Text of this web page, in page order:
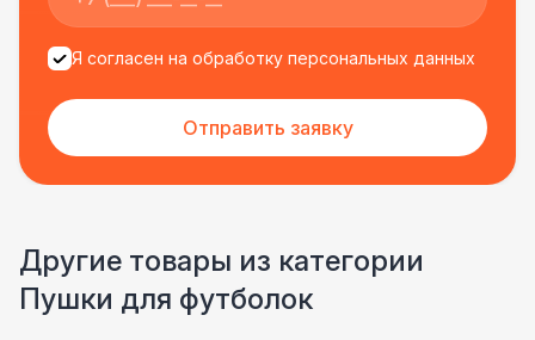
Я согласен на обработку персональных данных
Отправить заявку
Другие товары из категории
Пушки для футболок